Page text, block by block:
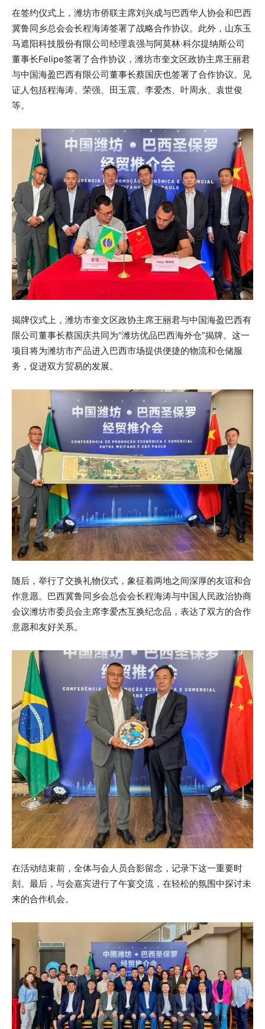
在签约仪式上，潍坊市侨联主席刘兴成与巴西华人协会和巴西
冀鲁同乡总会会长程海涛签署了战略合作协议。此外，山东玉
马遮阳科技股份有限公司经理袁强与阿莫林·科尔提纳斯公司
董事长Felipe签署了合作协议，潍坊市奎文区政协主席王丽君
与中国海盈巴西有限公司董事长蔡国庆也签署了合作协议。见
证人包括程海涛、荣强、田玉震、李爱杰、叶周永、袁世俊
等。
揭牌仪式上，潍坊市奎文区政协主席王丽君与中国海盈巴西有
限公司董事长蔡国庆共同为“潍坊优品巴西海外仓”揭牌。这一
项目将为潍坊市产品进入巴西市场提供便捷的物流和仓储服
务，促进双方贸易的发展。
随后，举行了交换礼物仪式，象征着两地之间深厚的友谊和合
作意愿。巴西冀鲁同乡会总会会长程海涛与中国人民政治协商
会议潍坊市委员会主席李爱杰互换纪念品，表达了双方的合作
意愿和友好关系。
在活动结束前，全体与会人员合影留念，记录下这一重要时
刻。最后，与会嘉宾进行了午宴交流，在轻松的氛围中探讨未
来的合作机会。